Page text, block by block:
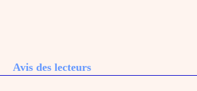
Avis des lecteurs